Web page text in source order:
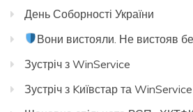
День Соборності України
Вони вистояли. Не вистояв
Зустріч з WinService
Зустріч з Kиївстар та WinService